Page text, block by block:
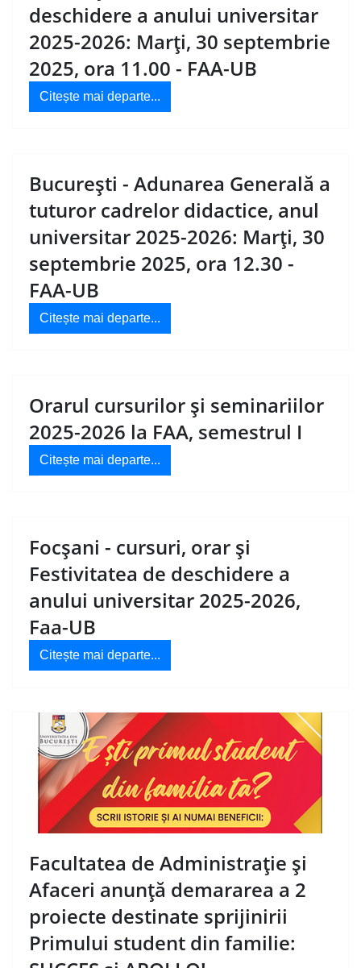
deschidere a anului universitar
2025-2026: Marți, 30 septembrie
2025, ora 11.00 - FAA-UB
Citește mai departe...
București - Adunarea Generală a
tuturor cadrelor didactice, anul
universitar 2025-2026: Marți, 30
septembrie 2025, ora 12.30 -
FAA-UB
Citește mai departe...
Orarul cursurilor și seminariilor
2025-2026 la FAA, semestrul I
Citește mai departe...
Focșani - cursuri, orar și
Festivitatea de deschidere a
anului universitar 2025-2026,
Faa-UB
Citește mai departe...
Facultatea de Administrație și
Afaceri anunță demararea a 2
proiecte destinate sprijinirii
Primului student din familie: